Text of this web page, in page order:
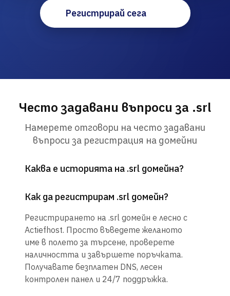
Регистрирай сега
Често задавани въпроси за .srl
Намерете отговори на често задавани
въпроси за регистрация на домейни
Каква е историята на .srl домейна?
Как да регистрирам .srl домейн?
Регистрирането на .srl домейн е лесно с
Actiefhost. Просто въведете желаното
име в полето за търсене, проверете
наличността и завършете поръчката.
Получавате безплатен DNS, лесен
контролен панел и 24/7 поддръжка.